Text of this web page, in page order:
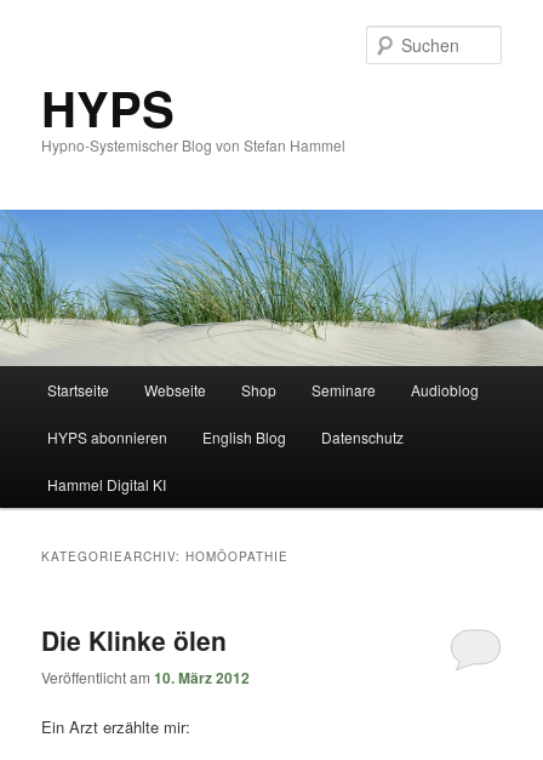
HYPS
Hypno-Systemischer Blog von Stefan Hammel
Zum
primären
Inhalt
springen
Zum
sekundären
Inhalt
springen
Startseite Webseite Shop Seminare Audioblog
HYPS abonnieren English Blog Datenschutz
Hammel Digital KI
KATEGORIEARCHIV:HOMÖOPATHIE
Die Klinke ölen
Veröffentlicht am10. März 2012
Ein Arzt erzählte mir: